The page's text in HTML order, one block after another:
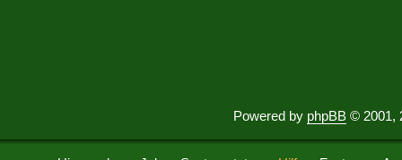
Powered by phpBB © 2001,